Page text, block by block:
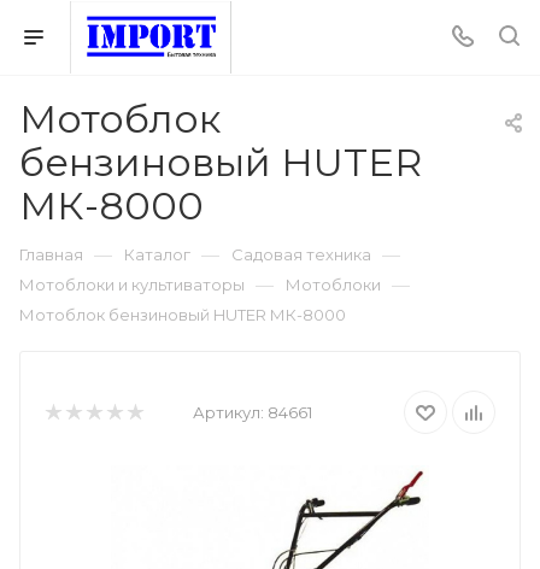
Мотоблок
бензиновый HUTER
МК-8000
Главная — Каталог — Садовая техника —
Мотоблоки и культиваторы — Мотоблоки —
Мотоблок бензиновый HUTER МК-8000
Артикул: 84661